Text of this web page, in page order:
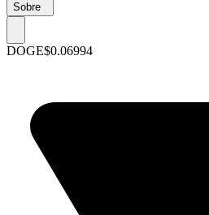
Sobre
DOGE$0.06994